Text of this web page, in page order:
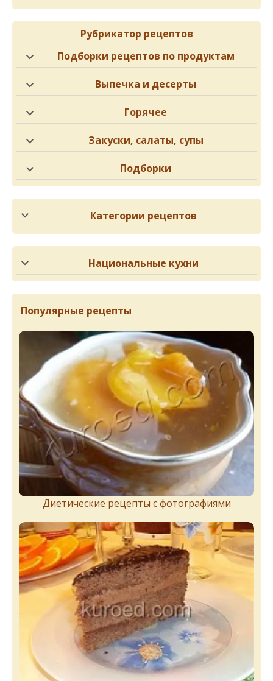
Рубрикатор рецептов
Подборки рецептов по продуктам
Выпечка и десерты
Горячее
Закуски, салаты, супы
Подборки
Категории рецептов
Национальные кухни
Популярные рецепты
Диетические рецепты с фотографиями